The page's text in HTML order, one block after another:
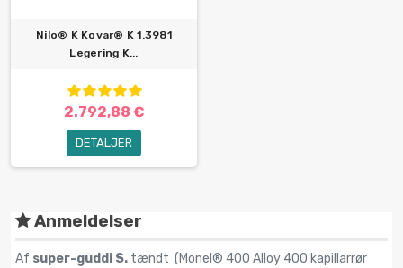
Nilo® K Kovar® K 1.3981
Legering K...
2.792,88 €
DETALJER
Anmeldelser
Af super-guddi S. tændt (Monel® 400 Alloy 400 kapillarrør